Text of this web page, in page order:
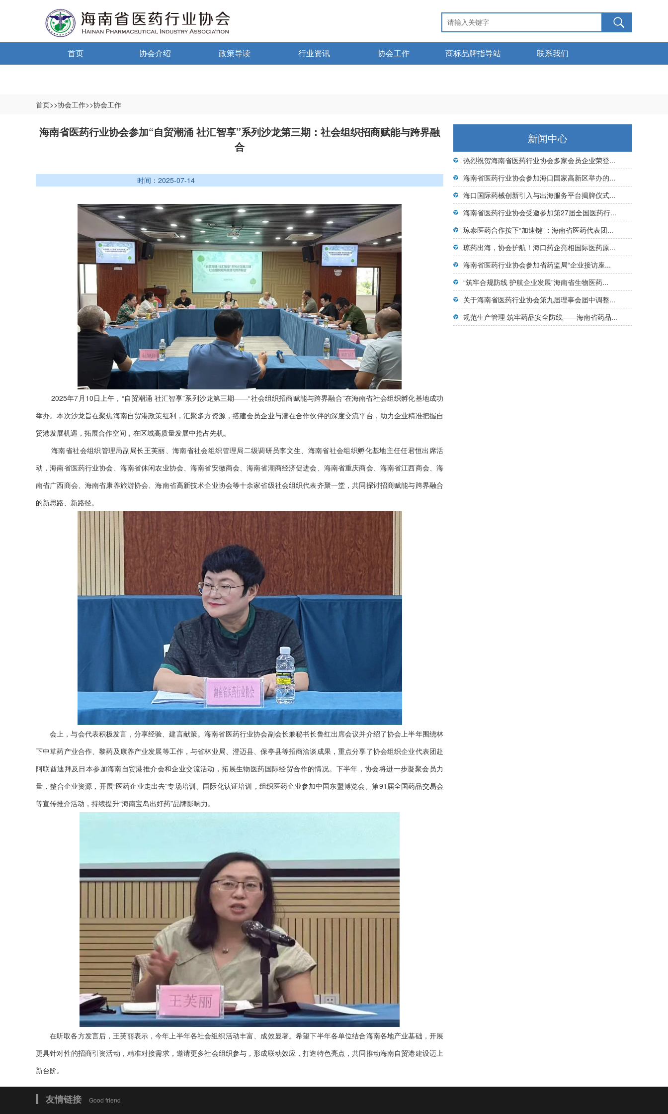
首页 协会介绍
登记信息
会费制度
协会章程
会员名单
道德准则
调解规则
政策导读
中小微海南政策
行业资讯 协会工作 商标品牌指导站 联系我们
首页>>协会工作>>协会工作
海南省医药行业协会参加“自贸潮涌 社汇智享”系列沙龙第三期：社会组织招商赋能与跨界融
合
时间：2025-07-14
2025年7月10日上午，“自贸潮涌 社汇智享”系列沙龙第三期——“社会组织招商赋能与跨界融合”在海南省社会组织孵化基地成功
举办。本次沙龙旨在聚焦海南自贸港政策红利，汇聚多方资源，搭建会员企业与潜在合作伙伴的深度交流平台，助力企业精准把握自
贸港发展机遇，拓展合作空间，在区域高质量发展中抢占先机。
海南省社会组织管理局副局长王芙丽、海南省社会组织管理局二级调研员李文生、海南省社会组织孵化基地主任任君恒出席活
动，海南省医药行业协会、海南省休闲农业协会、海南省安徽商会、海南省潮商经济促进会、海南省重庆商会、海南省江西商会、海
南省广西商会、海南省康养旅游协会、海南省高新技术企业协会等十余家省级社会组织代表齐聚一堂，共同探讨招商赋能与跨界融合
的新思路、新路径。
会上，与会代表积极发言，分享经验、建言献策。海南省医药行业协会副会长兼秘书长鲁红出席会议并介绍了协会上半年围绕林
下中草药产业合作、黎药及康养产业发展等工作，与省林业局、澄迈县、保亭县等招商洽谈成果，重点分享了协会组织企业代表团赴
阿联酋迪拜及日本参加海南自贸港推介会和企业交流活动，拓展生物医药国际经贸合作的情况。下半年，协会将进一步凝聚会员力
量，整合企业资源，开展“医药企业走出去”专场培训、国际化认证培训，组织医药企业参加中国东盟博览会、第91届全国药品交易会
等宣传推介活动，持续提升“海南宝岛出好药”品牌影响力。
在听取各方发言后，王芙丽表示，今年上半年各社会组织活动丰富、成效显著。希望下半年各单位结合海南各地产业基础，开展
更具针对性的招商引资活动，精准对接需求，邀请更多社会组织参与，形成联动效应，打造特色亮点，共同推动海南自贸港建设迈上
新台阶。
新闻中心
热烈祝贺海南省医药行业协会多家会员企业荣登...
海南省医药行业协会参加海口国家高新区举办的...
海口国际药械创新引入与出海服务平台揭牌仪式...
海南省医药行业协会受邀参加第27届全国医药行...
琼泰医药合作按下“加速键”：海南省医药代表团...
琼药出海，协会护航！海口药企亮相国际医药原...
海南省医药行业协会参加省药监局“企业接访座...
“筑牢合规防线 护航企业发展”海南省生物医药...
关于海南省医药行业协会第九届理事会届中调整...
规范生产管理 筑牢药品安全防线——海南省药品...
友情链接 Good friend